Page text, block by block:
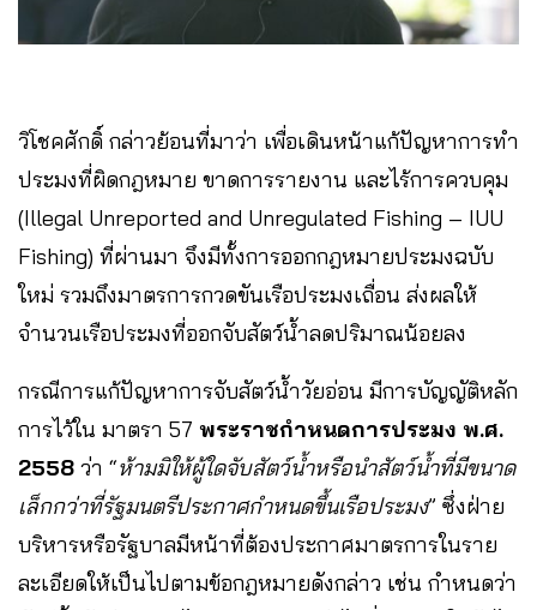
วิโชคศักดิ์ กล่าวย้อนที่มาว่า เพื่อเดินหน้าแก้ปัญหาการทำ
ประมงที่ผิดกฎหมาย ขาดการรายงาน และไร้การควบคุม
(Illegal Unreported and Unregulated Fishing – IUU
Fishing) ที่ผ่านมา จึงมีทั้งการออกกฎหมายประมงฉบับ
ใหม่ รวมถึงมาตรการกวดขันเรือประมงเถื่อน ส่งผลให้
จำนวนเรือประมงที่ออกจับสัตว์น้ำลดปริมาณน้อยลง
กรณีการแก้ปัญหาการจับสัตว์น้ำวัยอ่อน มีการบัญญัติหลัก
การไว้ใน มาตรา 57 พระราชกำหนดการประมง พ.ศ.
2558 ว่า “ห้ามมิให้ผู้ใดจับสัตว์น้ำหรือนําสัตว์น้ำที่มีขนาด
เล็กกว่าที่รัฐมนตรีประกาศกําหนดขึ้นเรือประมง” ซึ่งฝ่าย
บริหารหรือรัฐบาลมีหน้าที่ต้องประกาศมาตรการในราย
ละเอียดให้เป็นไปตามข้อกฎหมายดังกล่าว เช่น กำหนดว่า